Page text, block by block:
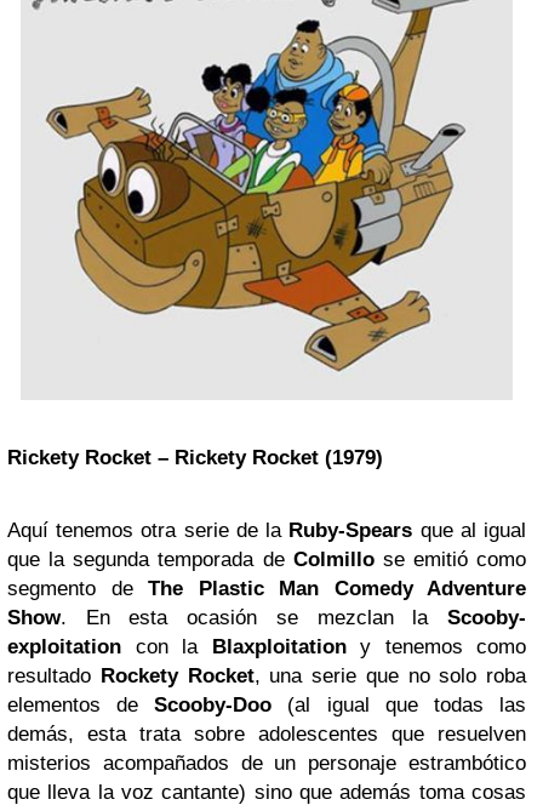
Rickety Rocket – Rickety Rocket (1979)
Aquí tenemos otra serie de la Ruby-Spears que al igual
que la segunda temporada de Colmillose emitió como
segmento de The Plastic Man Comedy Adventure
Show. En esta ocasión se mezclan la Scooby-
exploitation con la Blaxploitation y tenemos como
resultado Rockety Rocket, una serie que no solo roba
elementos de Scooby-Doo (al igual que todas las
demás, esta trata sobre adolescentes que resuelven
misterios acompañados de un personaje estrambótico
que lleva la voz cantante) sino que además toma cosas